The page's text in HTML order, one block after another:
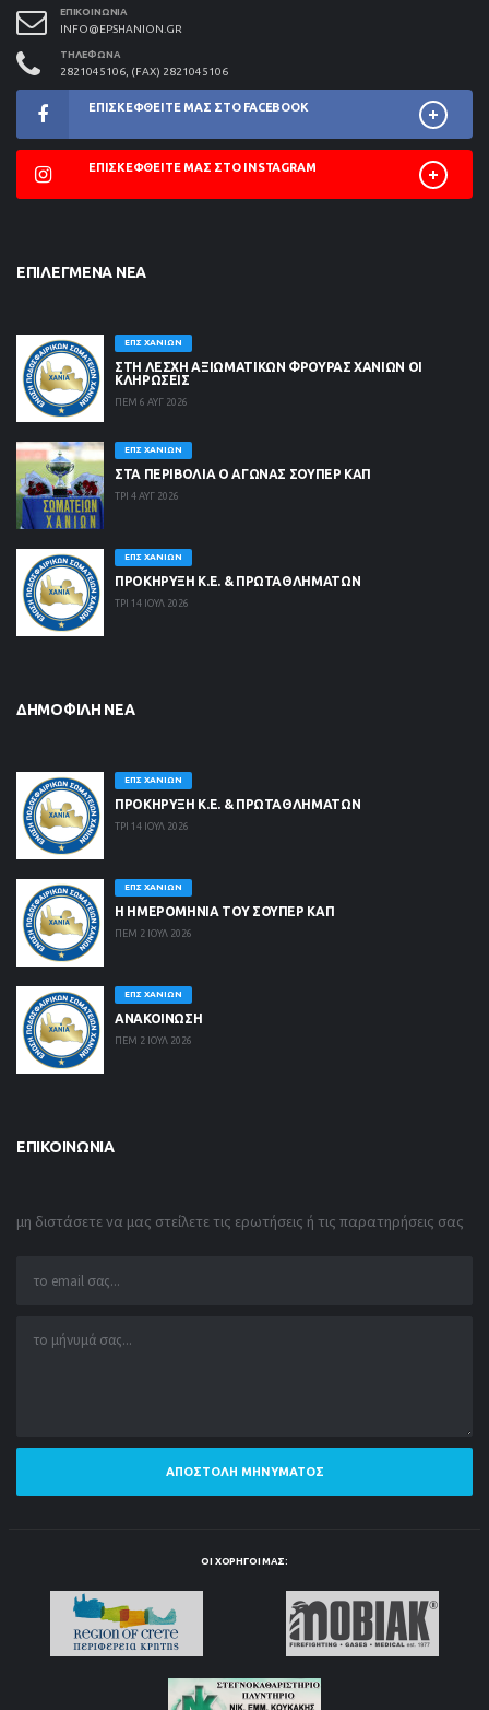
ΕΠΙΚΟΙΝΩΝΊΑ
INFO@EPSHANION.GR
ΤΗΛΈΦΩΝΑ
2821045106, (FAX) 2821045106
ΕΠΙΣΚΕΦΘΕΊΤΕ ΜΑΣ ΣΤΟ FACEBOOK
ΕΠΙΣΚΕΦΘΕΊΤΕ ΜΑΣ ΣΤΟ INSTAGRAM
ΕΠΙΛΕΓΜΈΝΑ ΝΈΑ
ΕΠΣ ΧΑΝΊΩΝ
ΣΤΗ ΛΈΣΧΗ ΑΞΙΩΜΑΤΙΚΏΝ ΦΡΟΥΡΆΣ ΧΑΝΊΩΝ ΟΙ
ΚΛΗΡΏΣΕΙΣ
ΠΕΜ 6 ΑΥΓ 2026
ΕΠΣ ΧΑΝΊΩΝ
ΣΤΑ ΠΕΡΙΒΟΛΙΑ Ο ΑΓΩΝΑΣ ΣΟΥΠΕΡ ΚΑΠ
ΤΡΙ 4 ΑΥΓ 2026
ΕΠΣ ΧΑΝΊΩΝ
ΠΡΟΚΗΡΥΞΗ Κ.Ε. & ΠΡΩΤΑΘΛΗΜΑΤΩΝ
ΤΡΙ 14 ΙΟΥΛ 2026
ΔΗΜΟΦΙΛΉ ΝΈΑ
ΕΠΣ ΧΑΝΊΩΝ
ΠΡΟΚΗΡΥΞΗ Κ.Ε. & ΠΡΩΤΑΘΛΗΜΑΤΩΝ
ΤΡΙ 14 ΙΟΥΛ 2026
ΕΠΣ ΧΑΝΊΩΝ
Η ΗΜΕΡΟΜΗΝΙΑ ΤΟΥ ΣΟΥΠΕΡ ΚΑΠ
ΠΕΜ 2 ΙΟΥΛ 2026
ΕΠΣ ΧΑΝΊΩΝ
ΑΝΑΚΟΙΝΩΣΗ
ΠΕΜ 2 ΙΟΥΛ 2026
ΕΠΙΚΟΙΝΩΝΊΑ
μη διστάσετε να μας στείλετε τις ερωτήσεις ή τις παρατηρήσεις σας
ΑΠΟΣΤΟΛΉ ΜΗΝΎΜΑΤΟΣ
ΟΙ ΧΟΡΗΓΟΊ ΜΑΣ: